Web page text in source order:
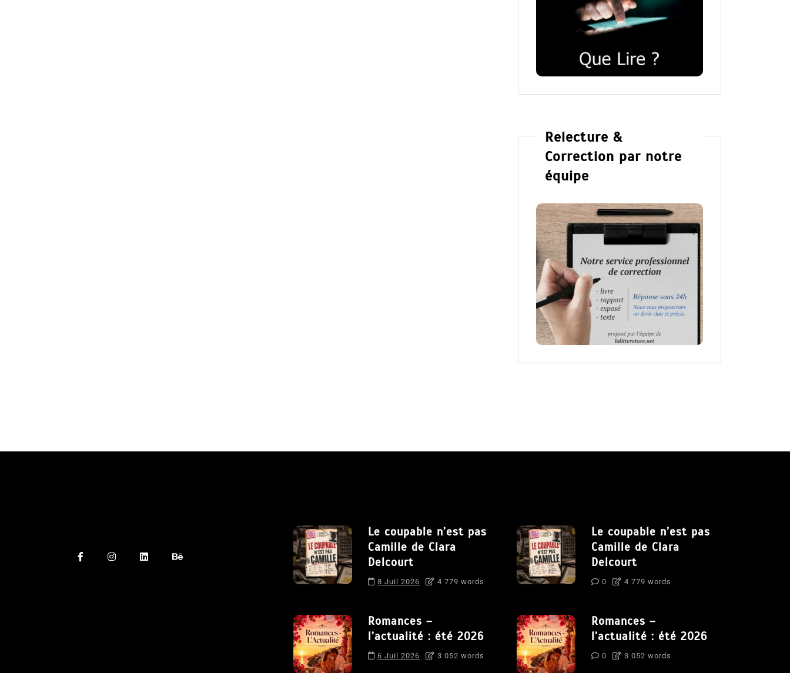
Relecture &
Correction par notre
équipe
Le coupable n’est pas
Camille de Clara
Delcourt
8 Juil 2026 4 779 words
Romances –
l’actualité : été 2026
6 Juil 2026 3 052 words
Le coupable n’est pas
Camille de Clara
Delcourt
0 4 779 words
Romances –
l’actualité : été 2026
0 3 052 words